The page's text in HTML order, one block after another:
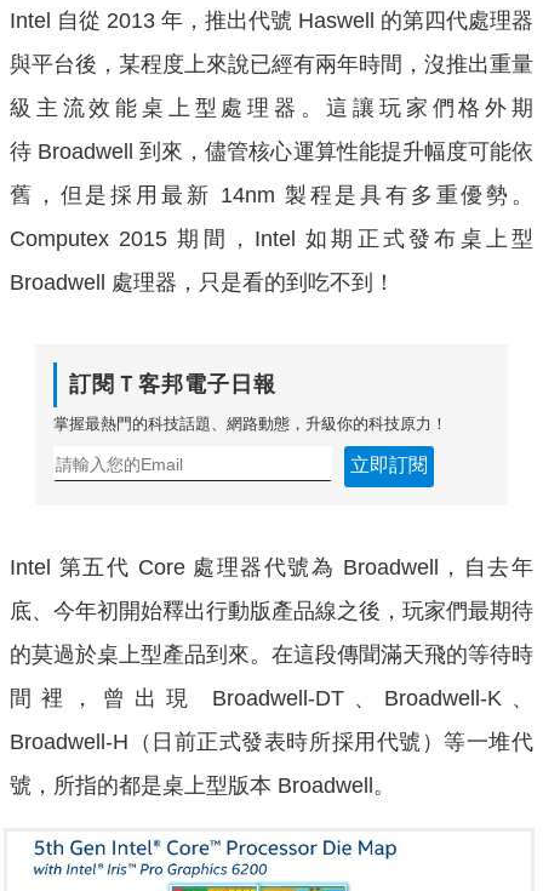
Intel 自從 2013 年，推出代號 Haswell 的第四代處理器
與平台後，某程度上來說已經有兩年時間，沒推出重量
級主流效能桌上型處理器。這讓玩家們格外期
待 Broadwell 到來，儘管核心運算性能提升幅度可能依
舊，但是採用最新 14nm 製程是具有多重優勢。
Computex 2015 期間，Intel 如期正式發布桌上型
Broadwell 處理器，只是看的到吃不到！
訂閱Ｔ客邦電子日報
掌握最熱門的科技話題、網路動態，升級你的科技原力！
立即訂閱
Intel 第五代 Core 處理器代號為 Broadwell，自去年
底、今年初開始釋出行動版產品線之後，玩家們最期待
的莫過於桌上型產品到來。在這段傳聞滿天飛的等待時
間裡，曾出現 Broadwell-DT、Broadwell-K、
Broadwell-H（日前正式發表時所採用代號）等一堆代
號，所指的都是桌上型版本 Broadwell。